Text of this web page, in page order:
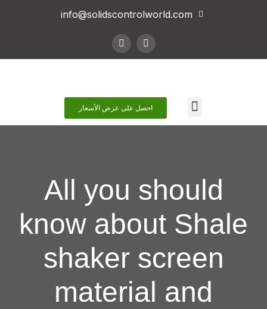
info@solidscontrolworld.com
احصل على عرض الأسعار
All you should
know about Shale
shaker screen
material and